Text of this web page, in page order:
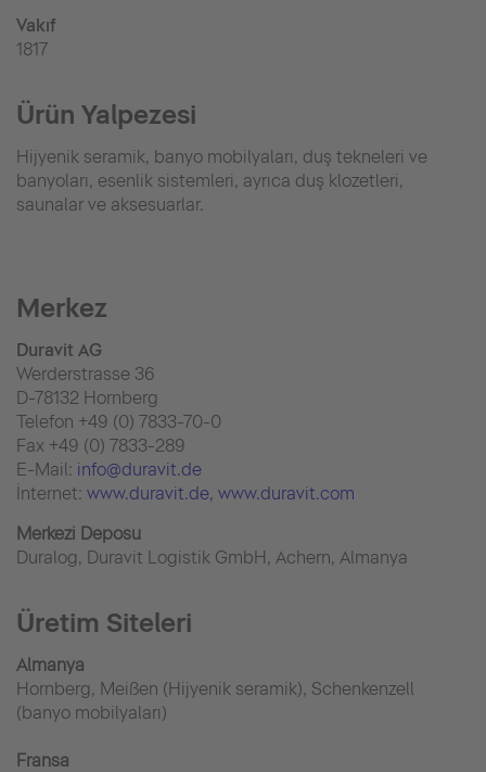
Vakıf
1817
Ürün Yalpezesi
Hijyenik seramik, banyo mobilyaları, duş tekneleri ve
banyoları, esenlik sistemleri, ayrıca duş klozetleri,
saunalar ve aksesuarlar.
Merkez
Duravit AG
Werderstrasse 36
D-78132 Hornberg
Telefon +49 (0) 7833-70-0
Fax +49 (0) 7833-289
E-Mail: info@duravit.de
İnternet: www.duravit.de, www.duravit.com
Merkezi Deposu
Duralog, Duravit Logistik GmbH, Achern, Almanya
Üretim Siteleri
Almanya
Hornberg, Meißen (Hijyenik seramik), Schenkenzell
(banyo mobilyaları)
Fransa